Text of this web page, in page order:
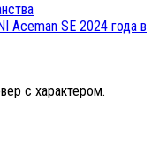
Aceman SE 2024 года в
с характером.